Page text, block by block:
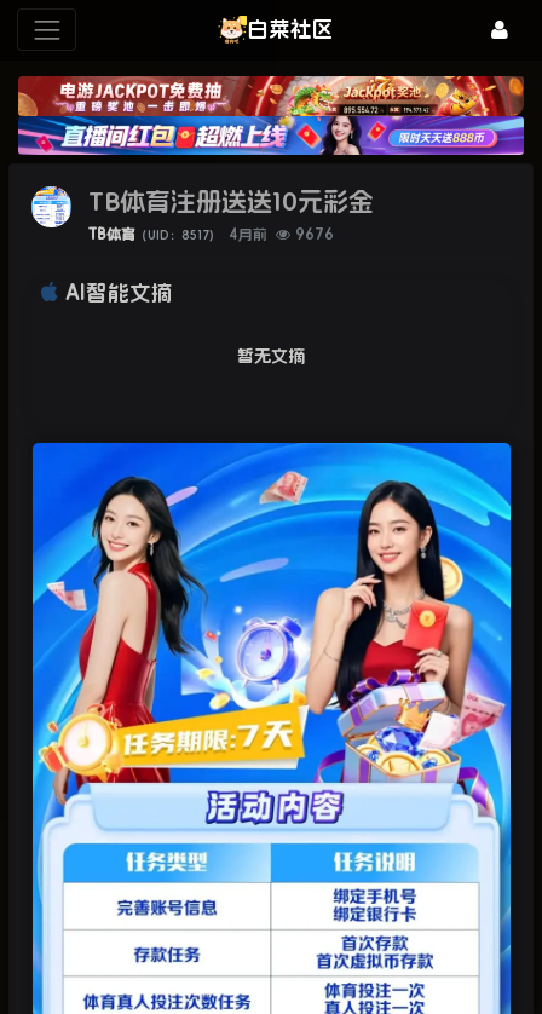
白菜社区
TB体育注册送送10元彩金
TB体育 （UID：8517） 4月前 9676
AI智能文摘
暂无文摘